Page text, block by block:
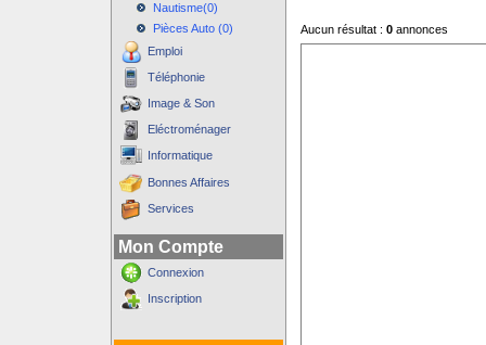
Nautisme(0)
Pièces Auto (0)
Emploi
Téléphonie
Image & Son
Eléctroménager
Informatique
Bonnes Affaires
Services
Mon Compte
Connexion
Inscription
Aucun résultat : 0annonces